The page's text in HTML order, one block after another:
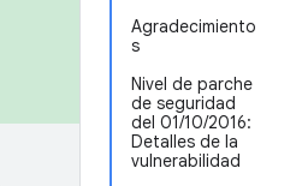
Agradecimiento
s
Nivel de parche
de seguridad
del 01/10/2016:
Detalles de la
vulnerabilidad